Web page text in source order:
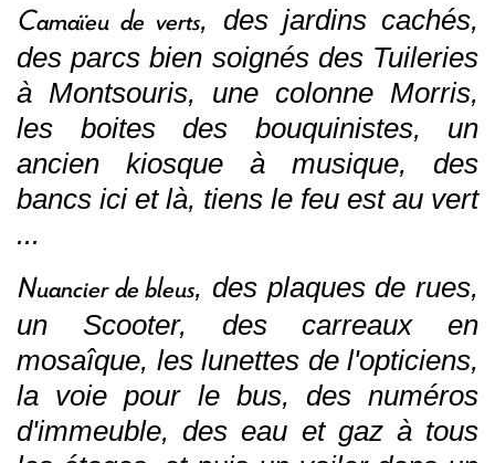
Camaïeu de verts, des jardins cachés,
des parcs bien soignés des Tuileries
à Montsouris, une colonne Morris,
les boites des bouquinistes, un
ancien kiosque à musique, des
bancs ici et là, tiens le feu est au vert
...
Nuancier de bleus, des plaques de rues,
un Scooter, des carreaux en
mosaîque, les lunettes de l'opticiens,
la voie pour le bus, des numéros
d'immeuble, des eau et gaz à tous